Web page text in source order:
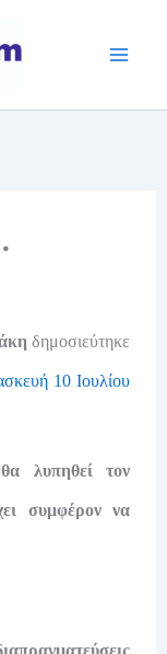
δημοσιεύτηκε
10 Ιουλίου
λυπηθεί τον
συμφέρον να